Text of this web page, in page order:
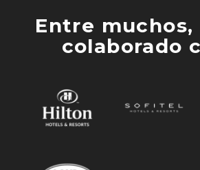
Entre muchos,
colaborado